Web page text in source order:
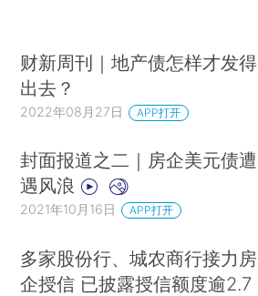
财新周刊｜地产债怎样才发得
出去？
2022年08月27日 APP打开
封面报道之二｜房企美元债遭
遇风浪
2021年10月16日 APP打开
多家股份行、城农商行接力房
企授信 已披露授信额度逾2.7